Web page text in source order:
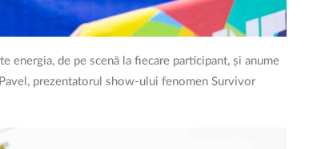
energia, de pe scenă la fiecare participant, și anume
prezentatorul show-ului fenomen Survivor